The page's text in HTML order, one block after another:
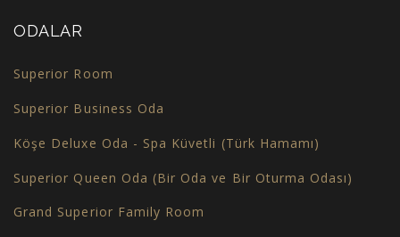
ODALAR
Superior Room
Superior Business Oda
Köşe Deluxe Oda - Spa Küvetli (Türk Hamamı)
Superior Queen Oda (Bir Oda ve Bir Oturma Odası)
Grand Superior Family Room